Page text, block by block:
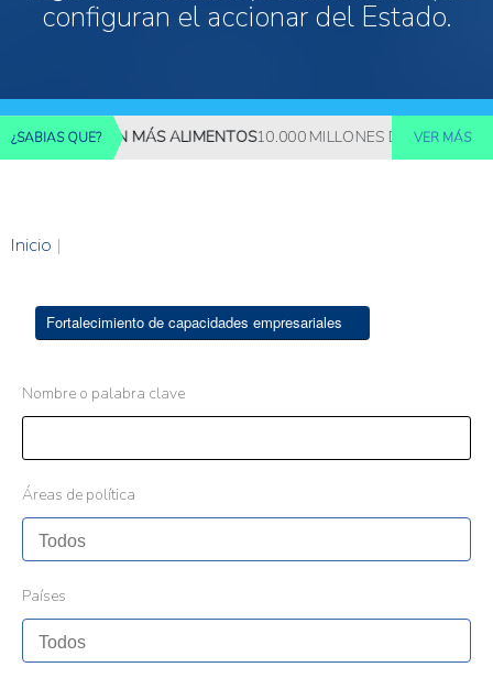
configuran el accionar del Estado.
¿SABIAS QUE?MÁS ALIMENTOS10.000 MILLONES DE PERSONAS
VER MÁS
Inicio |
Fortalecimiento de capacidades empresariales
Nombre o palabra clave
Áreas de política
Países